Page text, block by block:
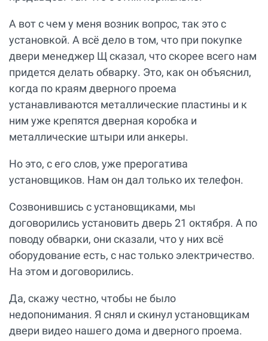
А вот с чем у меня возник вопрос, так это с
установкой. А всё дело в том, что при покупке
двери менеджер Щ сказал, что скорее всего нам
придется делать обварку. Это, как он объяснил,
когда по краям дверного проема
устанавливаются металлические пластины и к
ним уже крепятся дверная коробка и
металлические штыри или анкеры.
Но это, с его слов, уже прерогатива
установщиков. Нам он дал только их телефон.
Созвонившись с установщиками, мы
договорились установить дверь 21 октября. А по
поводу обварки, они сказали, что у них всё
оборудование есть, с нас только электричество.
На этом и договорились.
Да, скажу честно, чтобы не было
недопонимания. Я снял и скинул установщикам
двери видео нашего дома и дверного проема.